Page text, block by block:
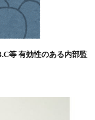
等 有効性のある内部監